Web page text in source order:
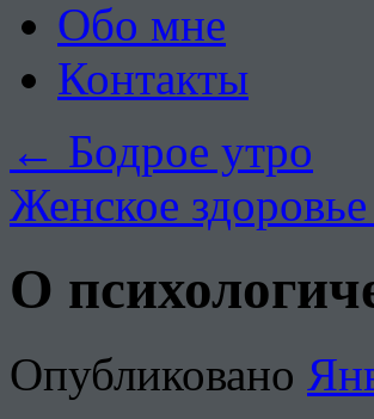
Обо мне
Контакты
← Бодрое утро
Женское
О
Опубликовано